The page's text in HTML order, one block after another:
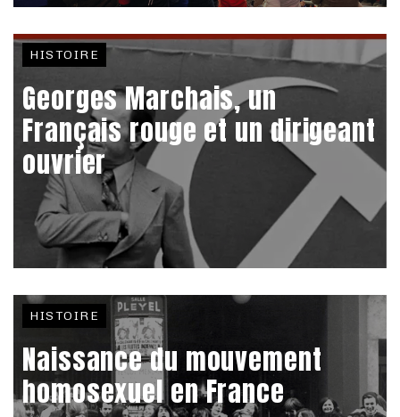
HISTOIRE
Georges Marchais, un
Français rouge et un dirigeant
ouvrier
HISTOIRE
Naissance du mouvement
homosexuel en France